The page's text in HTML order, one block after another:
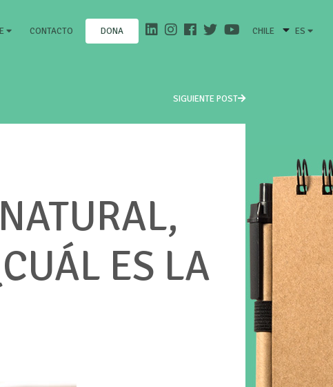
CONTACTO DONA CHILE ES
SIGUIENTE POST
ES LA